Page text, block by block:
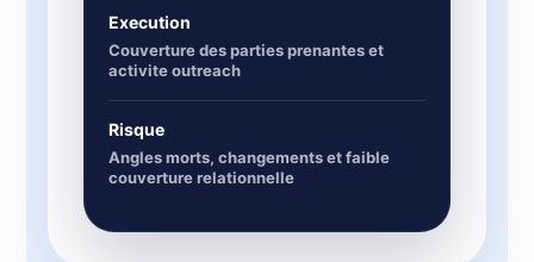
Execution
Couverture des parties prenantes et
activite outreach
Risque
Angles morts, changements et faible
couverture relationnelle